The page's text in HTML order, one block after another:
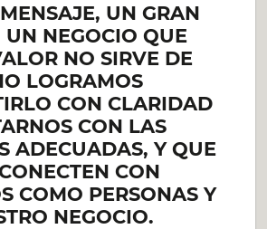
UN GRAN
UN NEGOCIO QUE
NO SIRVE DE
LOGRAMOS
CON CLARIDAD
CON LAS
ADECUADAS, Y QUE
CON
COMO PERSONAS Y
NEGOCIO.